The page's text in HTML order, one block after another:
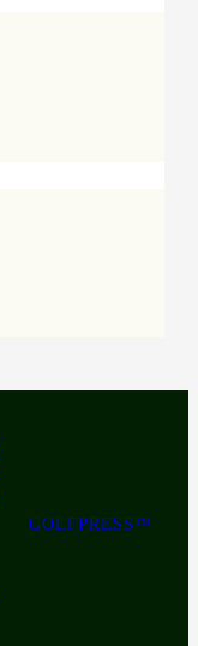
GOLFPRESS™